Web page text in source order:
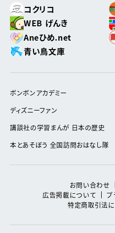
コクリコ
WEB げんき
Aneひめ.net
青い鳥文庫
ボンボンアカデミー
ディズニーファン
講談社の学習まんが 日本の歴史
本とあそぼう 全国訪問おはなし隊
お問い合わせ
広告掲載について
プ
特定商取引法